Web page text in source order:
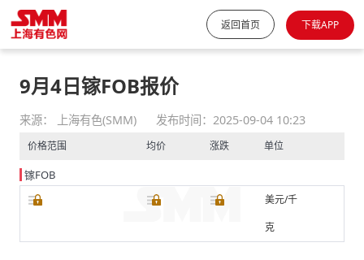
返回首页 下载APP
9月4日镓FOB报价
来源： 上海有色(SMM) 发布时间：2025-09-04 10:23
价格范围 均价 涨跌 单位
镓FOB
美元/千
克